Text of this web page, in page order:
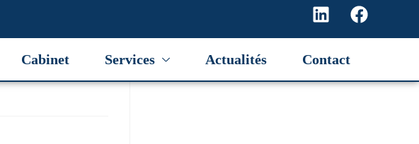
Cabinet Services Actualités Contact